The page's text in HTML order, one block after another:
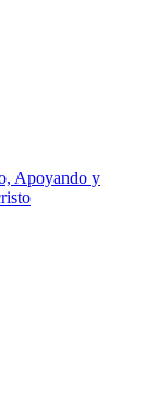
Apoyando y